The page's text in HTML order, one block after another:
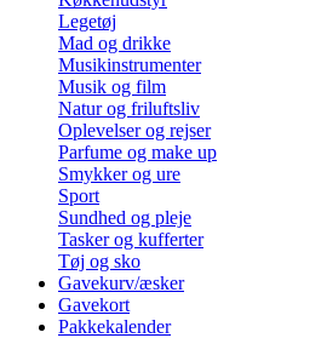
Legetøj
Mad og drikke
Musikinstrumenter
Musik og film
Natur og friluftsliv
Oplevelser og rejser
Parfume og make up
Smykker og ure
Sport
Sundhed og pleje
Tasker og kufferter
Tøj og sko
Gavekurv/æsker
Gavekort
Pakkekalender